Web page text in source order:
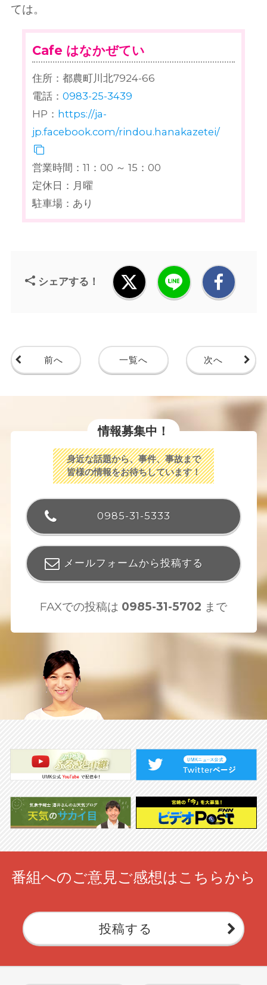
ては。
Cafe はなかぜてい
住所：都農町川北7924-66
電話：0983-25-3439
HP： https://ja-
jp.facebook.com/rindou.hanakazetei/
営業時間：11：00 ～ 15：00
定休日：月曜
駐車場：あり
シェアする！
前へ 一覧へ 次へ
情報募集中！
身近な話題から、事件、事故まで
皆様の情報をお待ちしています！
0985-31-5333
メールフォームから投稿する
FAXでの投稿は 0985-31-5702 まで
番組へのご意見ご感想はこちらから
投稿する